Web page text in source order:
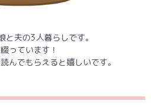
夫の3人暮らしです。
っています！
んでもらえると嬉しいです。